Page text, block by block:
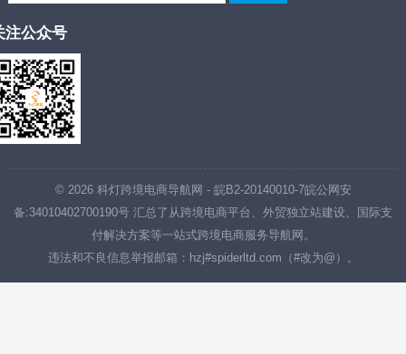
注公众号
© 2026 科灯跨境电商导航网 - 皖B2-20140010-7皖公网安
备:34010402700190号 汇总了从跨境电商平台、外贸独立站建设、国际支
付解决方案等一站式跨境电商服务导航网。
违法和不良信息举报邮箱：hzj#spiderltd.com（#改为@）。